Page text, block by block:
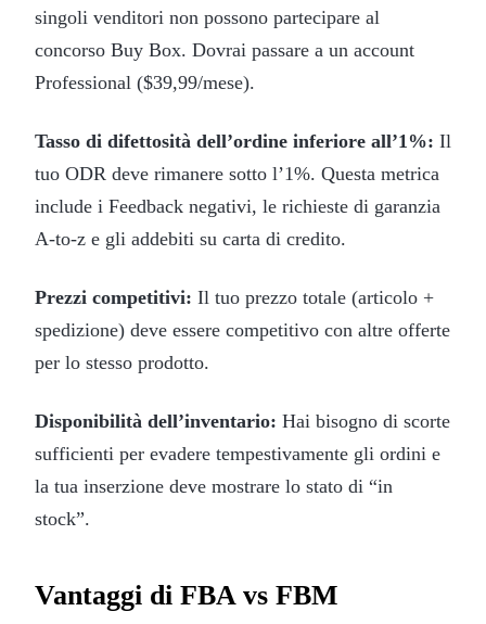
singoli venditori non possono partecipare al
concorso Buy Box. Dovrai passare a un account
Professional ($39,99/mese).
Tasso di difettosità dell’ordine inferiore all’1%: Il
tuo ODR deve rimanere sotto l’1%. Questa metrica
include i Feedback negativi, le richieste di garanzia
A-to-z e gli addebiti su carta di credito.
Prezzi competitivi: Il tuo prezzo totale (articolo +
spedizione) deve essere competitivo con altre offerte
per lo stesso prodotto.
Disponibilità dell’inventario: Hai bisogno di scorte
sufficienti per evadere tempestivamente gli ordini e
la tua inserzione deve mostrare lo stato di “in
stock”.
Vantaggi di FBA vs FBM